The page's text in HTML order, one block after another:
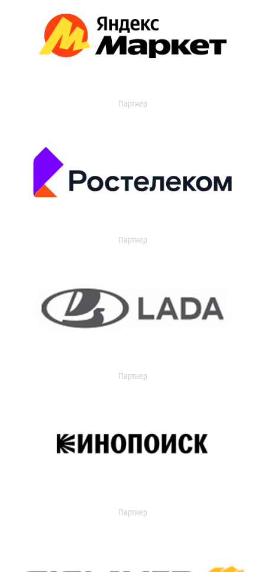
Партнер
Партнер
Партнер
Партнер